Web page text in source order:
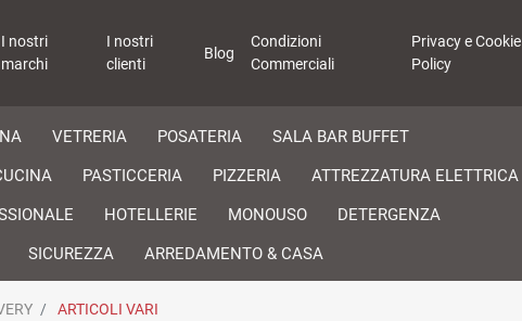
I nostri
marchi
I nostri
clienti
Blog
Condizioni
Commerciali
Privacy e Cookie
Policy
VETRERIA POSATERIA
SALA BAR BUFFET
PASTICCERIA PIZZERIA
ATTREZZATURA ELETTRICA
HOTELLERIE MONOUSO
DETERGENZA
SICUREZZA ARREDAMENTO & CASA
ARTICOLI VARI